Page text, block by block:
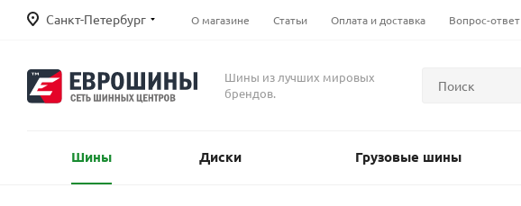
Санкт-Петербург О магазине Статьи Оплата и доставка Вопрос-ответ
Шины из лучших мировых
брендов.
Шины Диски Грузовые шины